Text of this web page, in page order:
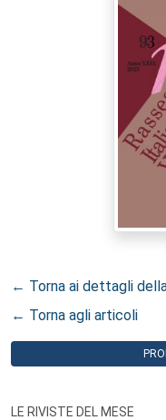
← Torna ai dettagli
← Torna agli articoli
LE RIVISTE DEL MESE